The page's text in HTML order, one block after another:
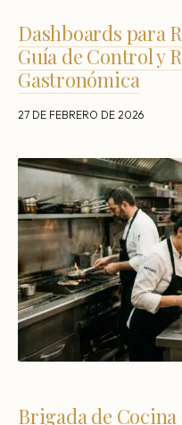
Dashboards para
Guía de Control y
Gastronómica
27 DE FEBRERO DE 2026
Brigada de